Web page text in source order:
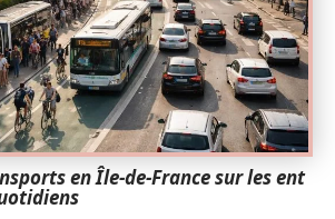
en Île-de-France sur les ent